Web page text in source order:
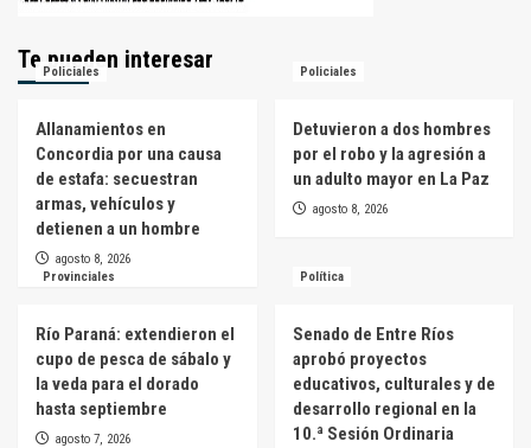
Te pueden interesar
Policiales
Allanamientos en
Concordia por una causa
de estafa: secuestran
armas, vehículos y
detienen a un hombre
agosto 8, 2026
Policiales
Detuvieron a dos hombres
por el robo y la agresión a
un adulto mayor en La Paz
agosto 8, 2026
Provinciales
Río Paraná: extendieron el
cupo de pesca de sábalo y
la veda para el dorado
hasta septiembre
agosto 7, 2026
Política
Senado de Entre Ríos
aprobó proyectos
educativos, culturales y de
desarrollo regional en la
10.ª Sesión Ordinaria